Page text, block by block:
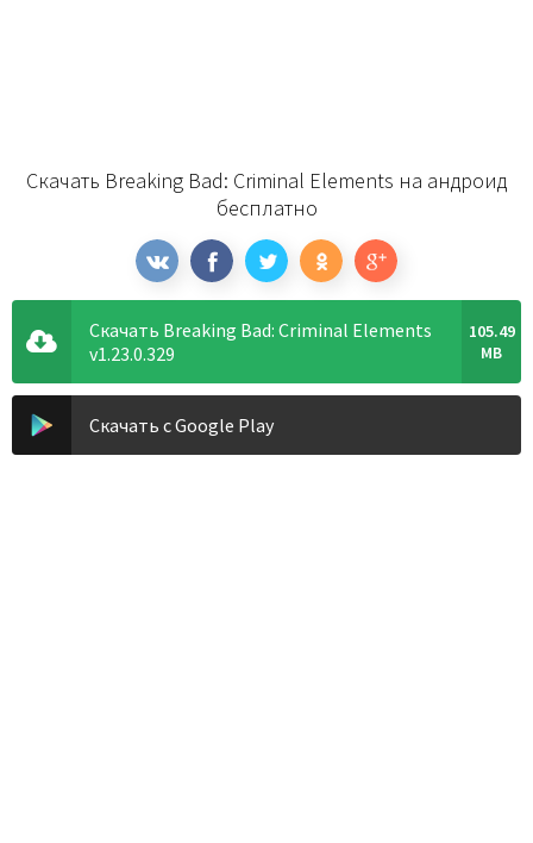
Скачать Breaking Bad: Criminal Elements на андроид
бесплатно
Скачать Breaking Bad: Criminal Elements
v1.23.0.329
105.49
MB
Скачать с Google Play